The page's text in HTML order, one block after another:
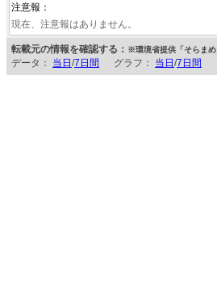
注意報：
現在、注意報はありません。
転載元の情報を確認する： ※環境省提供「そらまめ
データ： 当日 /7日間 グラフ： 当日 /7日間